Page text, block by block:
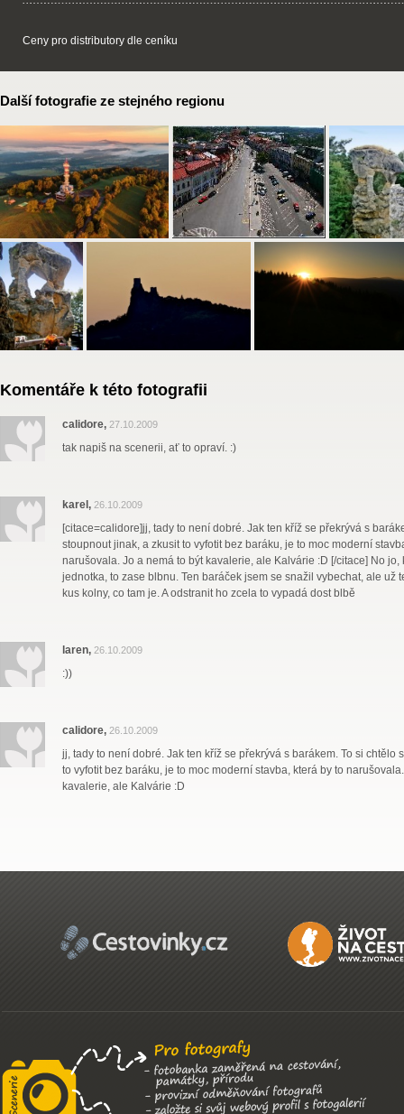
Ceny pro distributory dle ceníku
Další fotografie ze stejného regionu
Komentáře k této fotografii
calidore, 27.10.2009
tak napiš na scenerii, ať to opraví. :)
karel, 26.10.2009
[citace=calidore]jj, tady to není dobré. Jak ten kříž se překrývá s
stoupnout jinak, a zkusit to vyfotit bez baráku, je to moc moderní
narušovala. Jo a nemá to být kavalerie, ale Kalvárie :D [/citace] No
jednotka, to zase blbnu. Ten baráček jsem se snažil vybechat, ale už
kus kolny, co tam je. A odstranit ho zcela to vypadá dost blbě
laren, 26.10.2009
:))
calidore, 26.10.2009
jj, tady to není dobré. Jak ten kříž se překrývá s barákem. To si chtělo
to vyfotit bez baráku, je to moc moderní stavba, která by to
kavalerie, ale Kalvárie :D